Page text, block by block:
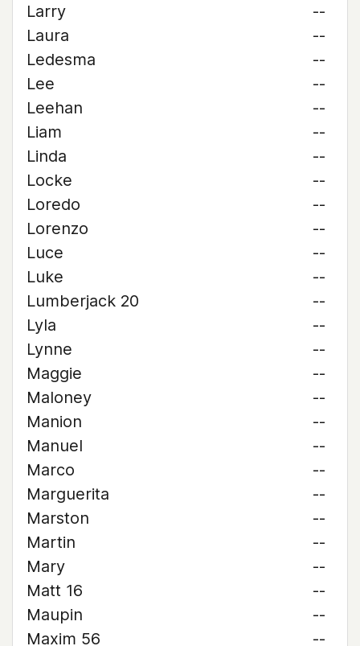
Larry
--
Laura
--
Ledesma
--
Lee
--
Leehan
--
Liam
--
Linda
--
Locke
--
Loredo
--
Lorenzo
--
Luce
--
Luke
--
Lumberjack 20
--
Lyla
--
Lynne
--
Maggie
--
Maloney
--
Manion
--
Manuel
--
Marco
--
Marguerita
--
Marston
--
Martin
--
Mary
--
Matt 16
--
Maupin
--
Maxim 56
--